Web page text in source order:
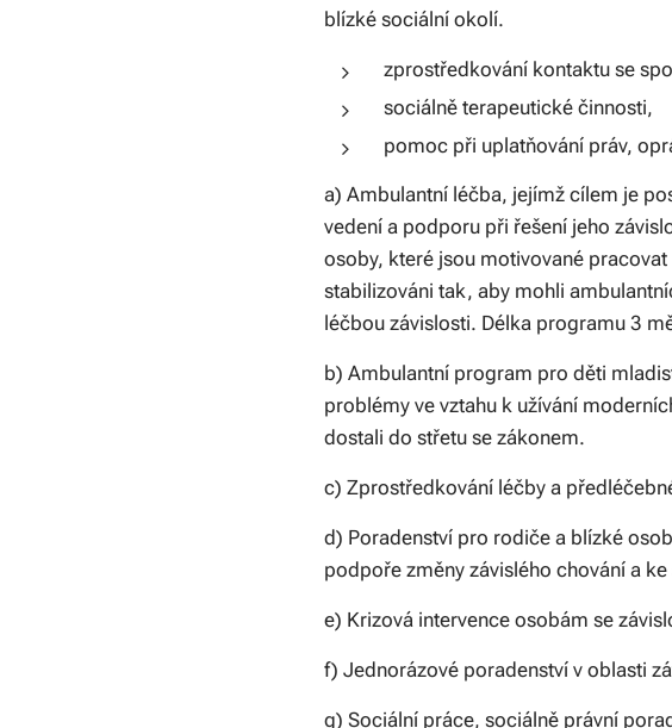
blízké sociální okolí.
zprostředkování kontaktu se
sociálně terapeutické činnosti,
pomoc při uplatňování práv,
a) Ambulantní léčba, jejímž cílem je
vedení a podporu při řešení jeho
osoby, které jsou motivované
stabilizováni tak, aby mohli
léčbou závislosti. Délka programu 3
b) Ambulantní program pro děti
problémy ve vztahu k užívání
dostali do střetu se zákonem.
c) Zprostředkování léčby a
d) Poradenství pro rodiče a blízké
podpoře změny závislého chování a
e) Krizová intervence osobám se
f) Jednorázové poradenství v oblasti
g) Sociální práce, sociálně právní